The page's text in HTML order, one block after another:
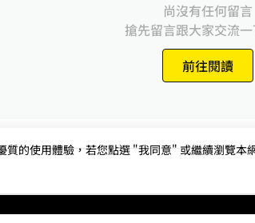
尚沒有任何留言
搶先留言跟大家交流一
前往閱讀
的使用體驗，若您點選 "我同意" 或繼續瀏覽本